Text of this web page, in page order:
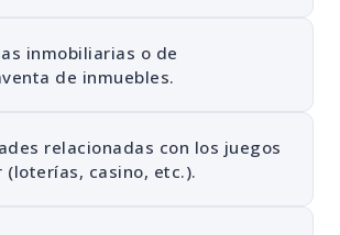
inmobiliarias o de
de inmuebles.
relacionadas con los juegos
(loterías, casino, etc.).